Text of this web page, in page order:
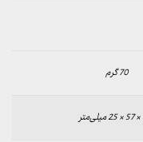
70 گرم